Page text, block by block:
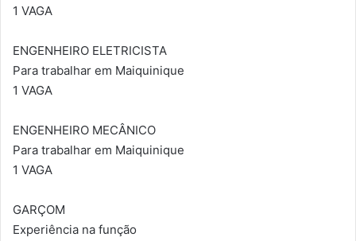
1 VAGA
ENGENHEIRO ELETRICISTA
Para trabalhar em Maiquinique
1 VAGA
ENGENHEIRO MECÂNICO
Para trabalhar em Maiquinique
1 VAGA
GARÇOM
Experiência na função